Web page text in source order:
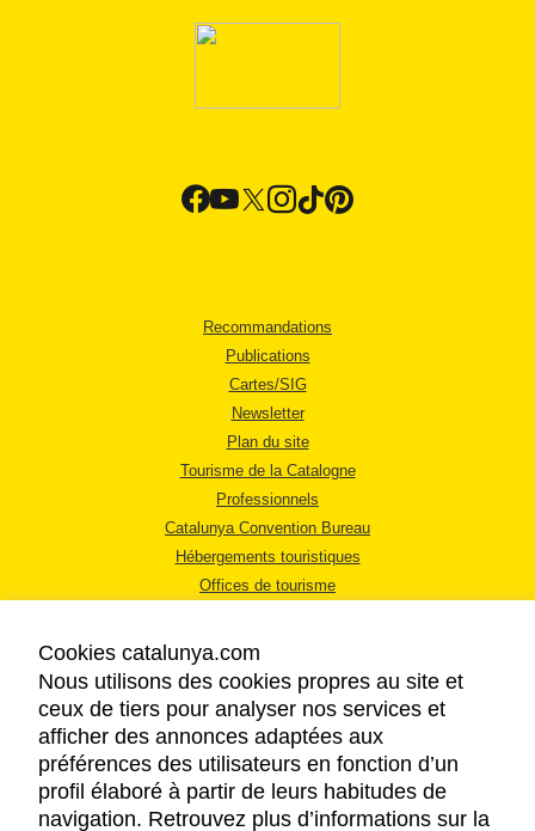
Recommandations
Publications
Cartes/SIG
Newsletter
Plan du site
Tourisme de la Catalogne
Professionnels
Catalunya Convention Bureau
Hébergements touristiques
Offices de tourisme
MENTIONS LÉGALES
RÈGLES DE CONFIDENTIALITÉ
COOKIES
Cookies catalunya.com
Nous utilisons des cookies propres au site et
ceux de tiers pour analyser nos services et
afficher des annonces adaptées aux
préférences des utilisateurs en fonction d’un
profil élaboré à partir de leurs habitudes de
navigation. Retrouvez plus d’informations sur la